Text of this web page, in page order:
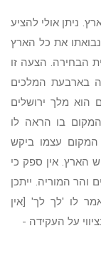
ניתן אולי להציע
את כל הארץ
הבחירה. הצעה זו
בארבעת המלכים
מלך ירושלים
בו הראה לו
עצמו ביקש
הארץ. אין ספק כי
והר המוריה. ייתכן
לו 'לך לך' [אין
על העקידה -